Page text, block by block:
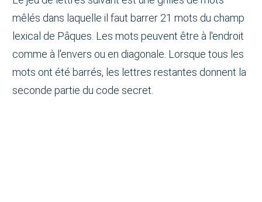
mêlés dans laquelle il faut barrer 21 mots du champ
lexical de Pâques. Les mots peuvent être à l'endroit
comme à l'envers ou en diagonale. Lorsque tous les
mots ont été barrés, les lettres restantes donnent la
seconde partie du code secret.